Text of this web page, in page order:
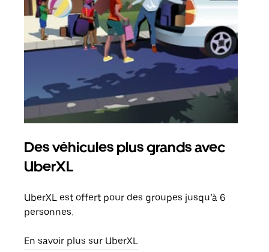
Des véhicules plus grands avec
UberXL
UberXL est offert pour des groupes jusqu’à 6
personnes.
En savoir plus sur UberXL